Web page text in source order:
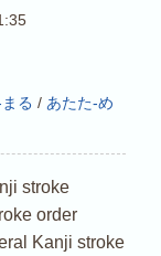
る /あたた-め
stroke
order
Kanji stroke